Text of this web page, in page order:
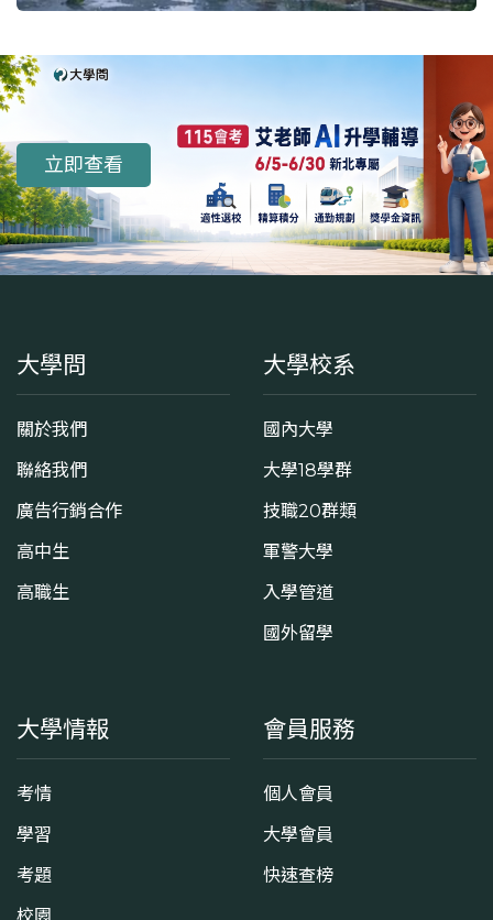
立即查看
大學問
關於我們
聯絡我們
廣告行銷合作
高中生
高職生
大學校系
國內大學
大學18學群
技職20群類
軍警大學
入學管道
國外留學
大學情報
考情
學習
考題
會員服務
個人會員
大學會員
快速查榜